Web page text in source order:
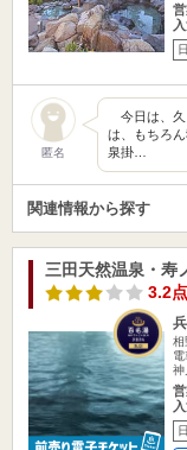
匿名
今日は、久
は、もちろ
泉掛…
関連情報から探す
三田天然温泉・寿
3.2点
相
神